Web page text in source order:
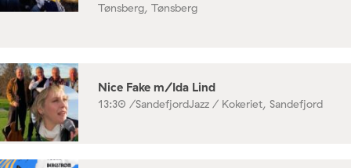
Tønsberg, Tønsberg
Nice Fake m/Ida Lind
13:30 /SandefjordJazz / Kokeriet, Sandefjord